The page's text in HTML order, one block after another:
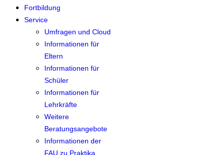
Fortbildung
Service
Umfragen und Cloud
Informationen für
Eltern
Informationen für
Schüler
Informationen für
Lehrkräfte
Weitere
Beratungsangebote
Informationen der
FAU zu Praktika